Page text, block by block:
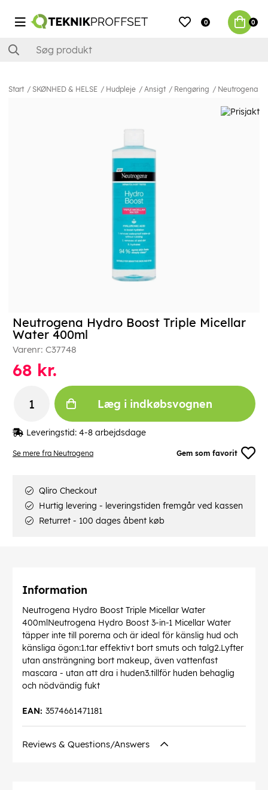
0 0
Start SKØNHED & HELSE Hudpleje Ansigt Rengøring Neutrogena
Se mere fra Neutrogena Gem som favorit
Neutrogena Hydro Boost Triple Micellar
Water 400ml
Varenr: C37748
68 kr.
Læg i indkøbsvognen
Leveringstid: 4-8 arbejdsdage
Qliro Checkout
Hurtig levering - leveringstiden fremgår ved kassen
Returret - 100 dages åbent køb
Information
Neutrogena Hydro Boost Triple Micellar Water
400mlNeutrogena Hydro Boost 3-in-1 Micellar Water
täpper inte till porerna och är ideal för känslig hud och
känsliga ögon:1.tar effektivt bort smuts och talg2.Lyfter
utan ansträngning bort makeup, även vattenfast
mascara - utan att dra i huden3.tillför huden behaglig
och nödvändig fukt
3574661471181
EAN:
Reviews & Questions/Answers